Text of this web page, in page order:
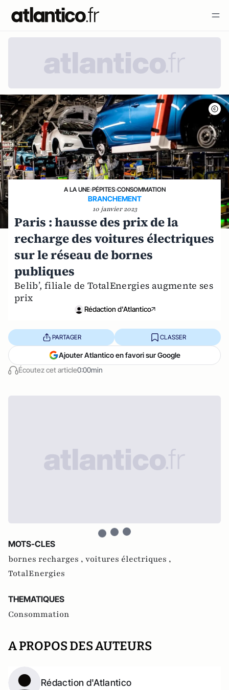
A LA UNE›PÉPITES›CONSOMMATION
BRANCHEMENT
10 janvier 2023
Paris : hausse des prix de la
recharge des voitures électriques
sur le réseau de bornes
publiques
Belib’, filiale de TotalEnergies augmente ses
prix
Rédaction d'Atlantico
Écoutez cet article0:00min
PARTAGER CLASSER
Ajouter Atlantico en favori sur Google
MOTS-CLES
bornes recharges , voitures électriques ,
TotalEnergies
THEMATIQUES
Consommation
A PROPOS DES AUTEURS
Rédaction d'Atlantico